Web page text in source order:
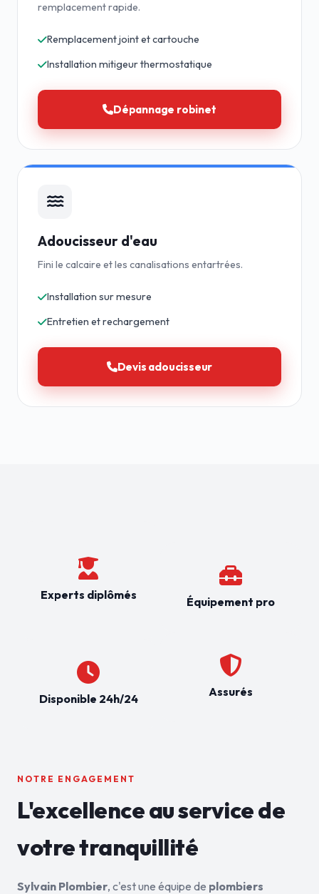
remplacement rapide.
Remplacement joint et cartouche
Installation mitigeur thermostatique
Dépannage robinet
Adoucisseur d'eau
Fini le calcaire et les canalisations entartrées.
Installation sur mesure
Entretien et rechargement
Devis adoucisseur
Experts diplômés
Disponible 24h/24
Équipement pro
Assurés
NOTRE ENGAGEMENT
L'excellence au service de
votre tranquillité
Sylvain Plombier, c'est une équipe de plombiers